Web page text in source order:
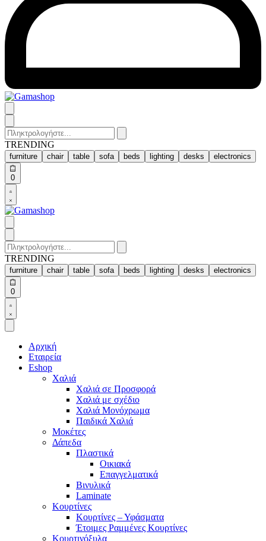
Search
for:
TRENDING
furniture chair table sofa beds lighting desks electronics
0Open
cart
Open
Account
details
Search
for:
TRENDING
furniture chair table sofa beds lighting desks electronics
0Open
cart
Open
Account
details
Αρχική
Εταιρεία
Eshop
Χαλιά
Χαλιά σε Προσφορά
Χαλιά με σχέδιο
Χαλιά Μονόχρωμα
Παιδικά Χαλιά
Μοκέτες
Δάπεδα
Πλαστικά
Οικιακά
Επαγγελματικά
Βινυλικά
Laminate
Κουρτίνες
Κουρτίνες – Υφάσματα
Έτοιμες Ραμμένες Κουρτίνες
Κουρτινόξυλα